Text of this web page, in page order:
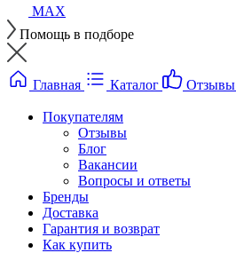
MAX
Помощь в подборе
Главная Каталог Отзывы
Покупателям
Отзывы
Блог
Вакансии
Вопросы и ответы
Бренды
Доставка
Гарантия и возврат
Как купить